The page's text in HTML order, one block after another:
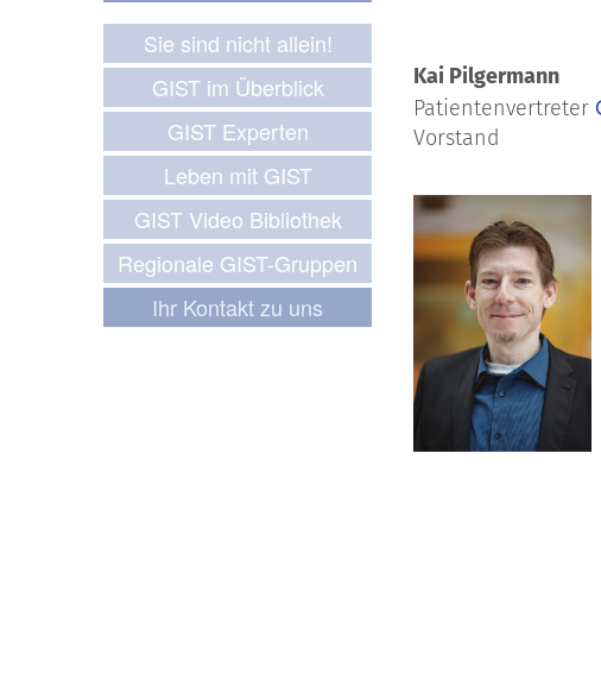
Sie sind nicht allein!
GIST im Überblick
GIST Experten
Leben mit GIST
GIST Video Bibliothek
Regionale GIST-Gruppen
Ihr Kontakt zu uns
Kai Pilgermann
Patientenvertreter
Vorstand